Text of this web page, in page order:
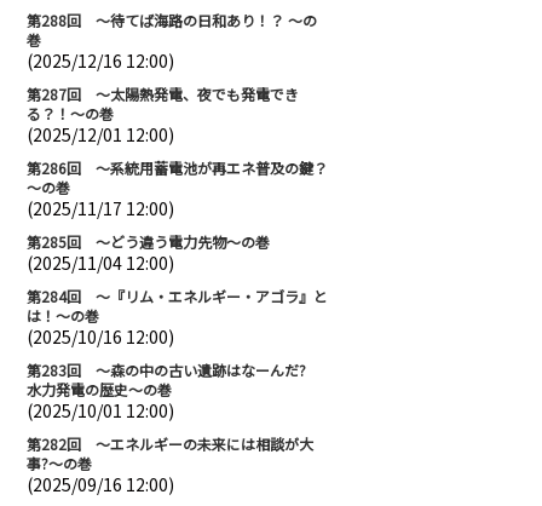
第288回 ～待てば海路の日和あり！？ ～の
巻
(2025/12/16 12:00)
第287回 ～太陽熱発電、夜でも発電でき
る？！～の巻
(2025/12/01 12:00)
第286回 ～系統用蓄電池が再エネ普及の鍵？
～の巻
(2025/11/17 12:00)
第285回 ～どう違う電力先物～の巻
(2025/11/04 12:00)
第284回 ～『リム・エネルギー・アゴラ』と
は！～の巻
(2025/10/16 12:00)
第283回 ～森の中の古い遺跡はなーんだ?
水力発電の歴史～の巻
(2025/10/01 12:00)
第282回 ～エネルギーの未来には相談が大
事?～の巻
(2025/09/16 12:00)